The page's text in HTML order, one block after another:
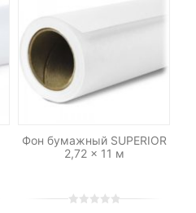
Фон бумажный SUPERIOR
2,72 x 11 м